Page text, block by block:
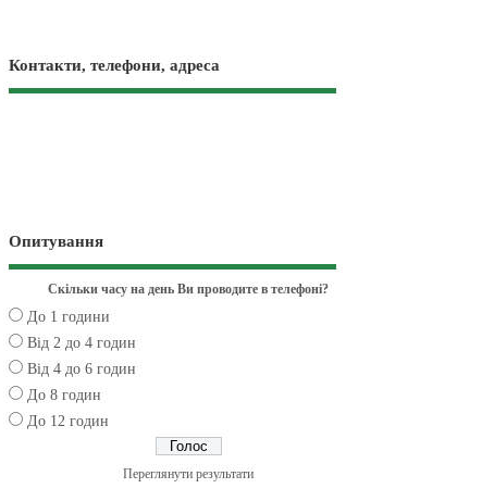
Контакти, телефони, адреса
Опитування
Скільки часу на день Ви проводите в телефоні?
До 1 години
Від 2 до 4 годин
Від 4 до 6 годин
До 8 годин
До 12 годин
Переглянути результати